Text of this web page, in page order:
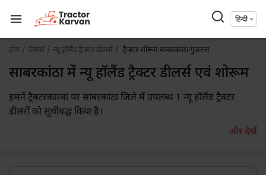
हिन्दी
होम डीलर्स न्यू हॉलैंड ट्रैक्टर डीलर्स ट्रैक्टर शोरूम साबरकांठा गुजरात
साबरकांठा में न्यू हॉलैंड ट्रैक्टर डीलर्स एवं शोरूम
हमनें ट्रैक्टरकारवां पर साबरकांठा जिले में उपलब्ध 1 न्यू हॉलैंड ट्रैक्टर
डीलरों को सूचीबद्ध किया है।
और देखें